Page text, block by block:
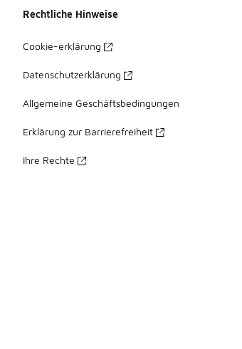
Rechtliche Hinweise
Cookie-erklärung
Datenschutzerklärung
Allgemeine Geschäftsbedingungen
Erklärung zur Barrierefreiheit
Ihre Rechte